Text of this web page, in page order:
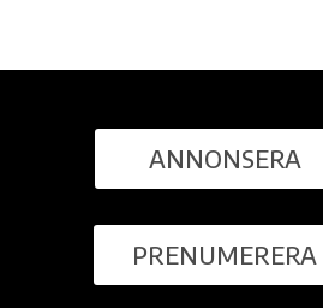
ANNONSERA
PRENUMERERA